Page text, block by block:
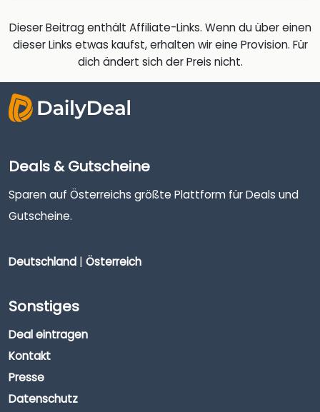
Dieser Beitrag enthält Affiliate-Links. Wenn du über einen
dieser Links etwas kaufst, erhalten wir eine Provision. Für
dich ändert sich der Preis nicht.
Deals & Gutscheine
Sparen auf Österreichs größte Plattform für Deals und
Gutscheine.
Deutschland | Österreich
Sonstiges
Deal eintragen
Kontakt
Presse
Datenschutz